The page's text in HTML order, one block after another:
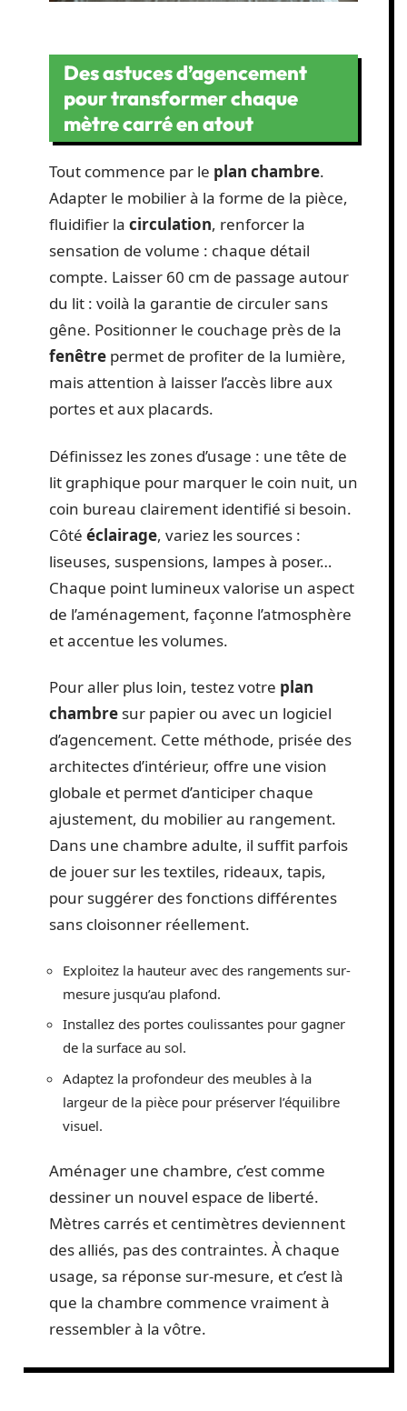
Des astuces d’agencement
pour transformer chaque
mètre carré en atout
Tout commence par le plan chambre.
Adapter le mobilier à la forme de la pièce,
fluidifier la circulation, renforcer la
sensation de volume : chaque détail
compte. Laisser 60 cm de passage autour
du lit : voilà la garantie de circuler sans
gêne. Positionner le couchage près de la
fenêtre permet de profiter de la lumière,
mais attention à laisser l’accès libre aux
portes et aux placards.
Définissez les zones d’usage : une tête de
lit graphique pour marquer le coin nuit, un
coin bureau clairement identifié si besoin.
Côté éclairage, variez les sources :
liseuses, suspensions, lampes à poser…
Chaque point lumineux valorise un aspect
de l’aménagement, façonne l’atmosphère
et accentue les volumes.
Pour aller plus loin, testez votre plan
chambre sur papier ou avec un logiciel
d’agencement. Cette méthode, prisée des
architectes d’intérieur, offre une vision
globale et permet d’anticiper chaque
ajustement, du mobilier au rangement.
Dans une chambre adulte, il suffit parfois
de jouer sur les textiles, rideaux, tapis,
pour suggérer des fonctions différentes
sans cloisonner réellement.
Exploitez la hauteur avec des rangements sur-
mesure jusqu’au plafond.
Installez des portes coulissantes pour gagner
de la surface au sol.
Adaptez la profondeur des meubles à la
largeur de la pièce pour préserver l’équilibre
visuel.
Aménager une chambre, c’est comme
dessiner un nouvel espace de liberté.
Mètres carrés et centimètres deviennent
des alliés, pas des contraintes. À chaque
usage, sa réponse sur-mesure, et c’est là
que la chambre commence vraiment à
ressembler à la vôtre.